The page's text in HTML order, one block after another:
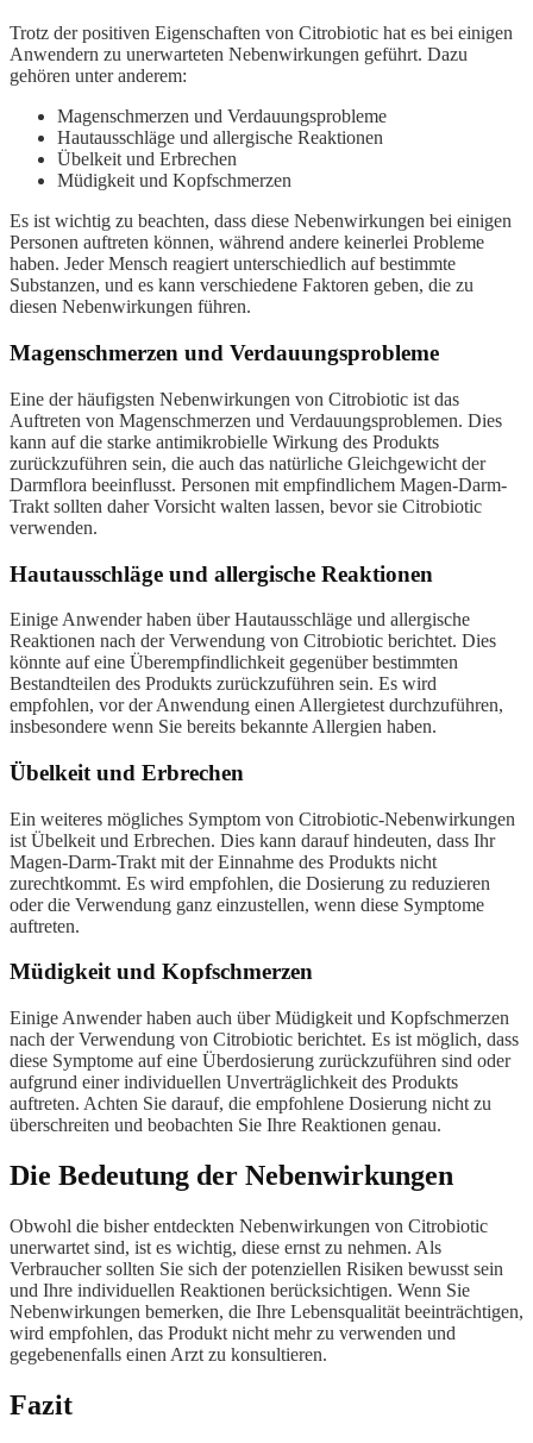
Trotz der positiven Eigenschaften von Citrobiotic hat es bei einigen
Anwendern zu unerwarteten Nebenwirkungen geführt. Dazu
gehören unter anderem:
Magenschmerzen und Verdauungsprobleme
Hautausschläge und allergische Reaktionen
Übelkeit und Erbrechen
Müdigkeit und Kopfschmerzen
Es ist wichtig zu beachten, dass diese Nebenwirkungen bei einigen
Personen auftreten können, während andere keinerlei Probleme
haben. Jeder Mensch reagiert unterschiedlich auf bestimmte
Substanzen, und es kann verschiedene Faktoren geben, die zu
diesen Nebenwirkungen führen.
Magenschmerzen und Verdauungsprobleme
Eine der häufigsten Nebenwirkungen von Citrobiotic ist das
Auftreten von Magenschmerzen und Verdauungsproblemen. Dies
kann auf die starke antimikrobielle Wirkung des Produkts
zurückzuführen sein, die auch das natürliche Gleichgewicht der
Darmflora beeinflusst. Personen mit empfindlichem Magen-Darm-
Trakt sollten daher Vorsicht walten lassen, bevor sie Citrobiotic
verwenden.
Hautausschläge und allergische Reaktionen
Einige Anwender haben über Hautausschläge und allergische
Reaktionen nach der Verwendung von Citrobiotic berichtet. Dies
könnte auf eine Überempfindlichkeit gegenüber bestimmten
Bestandteilen des Produkts zurückzuführen sein. Es wird
empfohlen, vor der Anwendung einen Allergietest durchzuführen,
insbesondere wenn Sie bereits bekannte Allergien haben.
Übelkeit und Erbrechen
Ein weiteres mögliches Symptom von Citrobiotic-Nebenwirkungen
ist Übelkeit und Erbrechen. Dies kann darauf hindeuten, dass Ihr
Magen-Darm-Trakt mit der Einnahme des Produkts nicht
zurechtkommt. Es wird empfohlen, die Dosierung zu reduzieren
oder die Verwendung ganz einzustellen, wenn diese Symptome
auftreten.
Müdigkeit und Kopfschmerzen
Einige Anwender haben auch über Müdigkeit und Kopfschmerzen
nach der Verwendung von Citrobiotic berichtet. Es ist möglich, dass
diese Symptome auf eine Überdosierung zurückzuführen sind oder
aufgrund einer individuellen Unverträglichkeit des Produkts
auftreten. Achten Sie darauf, die empfohlene Dosierung nicht zu
überschreiten und beobachten Sie Ihre Reaktionen genau.
Die Bedeutung der Nebenwirkungen
Obwohl die bisher entdeckten Nebenwirkungen von Citrobiotic
unerwartet sind, ist es wichtig, diese ernst zu nehmen. Als
Verbraucher sollten Sie sich der potenziellen Risiken bewusst sein
und Ihre individuellen Reaktionen berücksichtigen. Wenn Sie
Nebenwirkungen bemerken, die Ihre Lebensqualität beeinträchtigen,
wird empfohlen, das Produkt nicht mehr zu verwenden und
gegebenenfalls einen Arzt zu konsultieren.
Fazit